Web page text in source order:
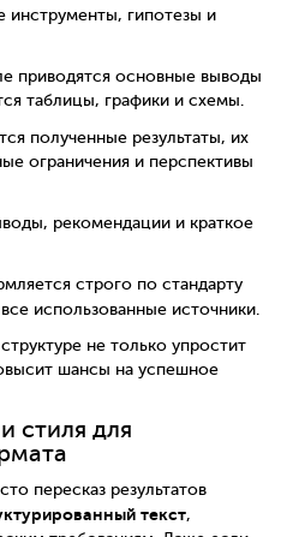
инструменты, гипотезы и
приводятся основные выводы
таблицы, графики и схемы.
полученные результаты, их
ограничения и перспективы
рекомендации и краткое
строго по стандарту
использованные источники.
не только упростит
шансы на успешное
стиля для
пересказ результатов
текст,